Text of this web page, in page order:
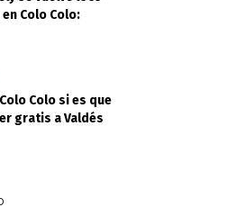
Colo Colo:
Colo si es que
gratis a Valdés